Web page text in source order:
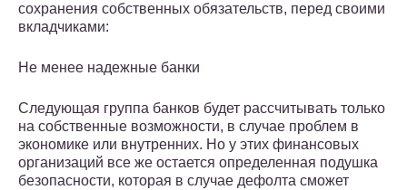
сохранения собственных обязательств, перед своими
вкладчиками:
Не менее надежные банки
Следующая группа банков будет рассчитывать только
на собственные возможности, в случае проблем в
экономике или внутренних. Но у этих финансовых
организаций все же остается определенная подушка
безопасности, которая в случае дефолта сможет